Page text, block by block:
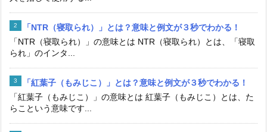
「NTR（寝取られ）」とは？意味と例文が３秒でわかる！
「NTR（寝取られ）」の意味とは NTR（寝取られ）とは、「寝取
られ」のインタ...
「紅葉子（もみじこ）」とは？意味と例文が３秒でわかる！
「紅葉子（もみじこ）」の意味とは 紅葉子（もみじこ）とは、た
らこという意味です...